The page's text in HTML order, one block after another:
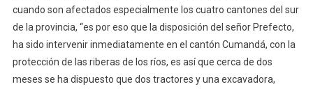
cuando son afectados especialmente los cuatro cantones del sur
de la provincia, “es por eso que la disposición del señor Prefecto,
ha sido intervenir inmediatamente en el cantón Cumandá, con la
protección de las riberas de los ríos, es así que cerca de dos
meses se ha dispuesto que dos tractores y una excavadora,